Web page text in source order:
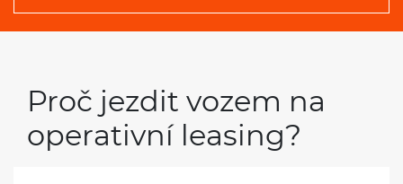
Proč jezdit vozem na
operativní leasing?